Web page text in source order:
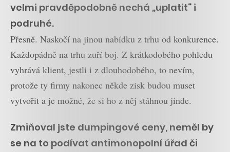
velmi pravděpodobně nechá „uplatit“ i
podruhé.
Přesně. Naskočí na jinou nabídku z trhu od konkurence.
Každopádně na trhu zuří boj. Z krátkodobého pohledu
vyhrává klient, jestli i z dlouhodobého, to nevím,
protože ty firmy nakonec někde zisk budou muset
vytvořit a je možné, že si ho z něj stáhnou jinde.
Zmiňoval jste dumpingové ceny, neměl by
se na to podívat antimonopolní úřad či